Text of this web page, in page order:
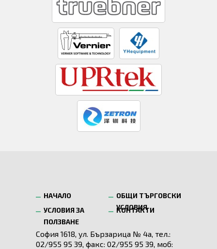
НАЧАЛО
ОБЩИ ТЪРГОВСКИ
УСЛОВИЯ
УСЛОВИЯ ЗА
ПОЛЗВАНЕ
КОНТАКТИ
София 1618, ул. Бързарица № 4а, тел.:
02/955 95 39, факс: 02/955 95 39, моб: